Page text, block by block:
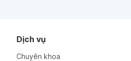
Dịch vụ
Chuyên khoa